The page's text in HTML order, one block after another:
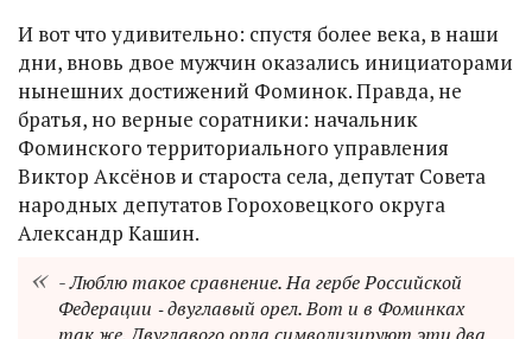
И вот что удивительно: спустя более века, в наши
дни, вновь двое мужчин оказались инициаторами
нынешних достижений Фоминок. Правда, не
братья, но верные соратники: начальник
Фоминского территориального управления
Виктор Аксёнов и староста села, депутат Совета
народных депутатов Гороховецкого округа
Александр Кашин.
- Люблю такое сравнение. На гербе Российской
Федерации ‑ двуглавый орел. Вот и в Фоминках